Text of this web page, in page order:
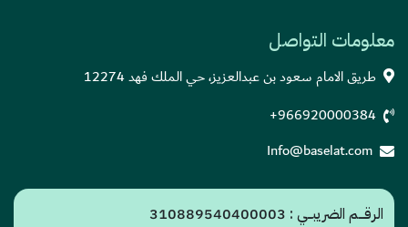
معلومات التواصل
طريق الامام سعود بن عبدالعزيز، حي الملك فهد 12274
+966920000384
Info@baselat.com
الرقـــم الضريبــي : 310889540400003